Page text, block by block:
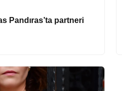
Pandıras’ta partneri